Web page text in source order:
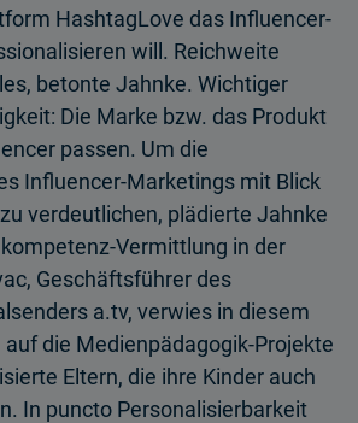
HashtagLove das Influencer-
will. Reichweite
betonte Jahnke. Wichtiger
Die Marke bzw. das Produkt
passen. Um die
Influencer-Marketings mit Blick
verdeutlichen, plädierte Jahnke
Vermittlung in der
Geschäftsführer des
a.tv, ver­wies in diesem
die Medienpädagogik-Projekte
Eltern, die ihre Kinder auch
In puncto Personalisierbarkeit